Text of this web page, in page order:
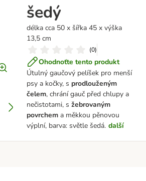
šedý
délka cca 50 x šířka 45 x výška
13,5 cm
(0)
Ohodnoťte tento produkt
Útulný gaučový pelíšek pro menší
psy a kočky, s prodlouženým
čelem, chrání gauč před chlupy a
nečistotami, s žebrovaným
povrchem a měkkou pěnovou
výplní, barva: světle šedá. další